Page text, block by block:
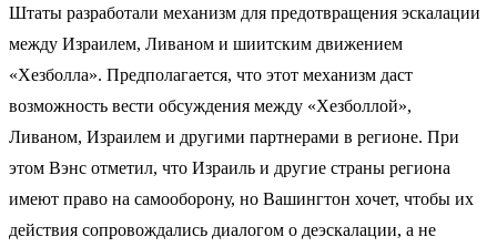
Штаты разработали механизм для предотвращения эскалации
между Израилем, Ливаном и шиитским движением
«Хезболла». Предполагается, что этот механизм даст
возможность вести обсуждения между «Хезболлой»,
Ливаном, Израилем и другими партнерами в регионе. При
этом Вэнс отметил, что Израиль и другие страны региона
имеют право на самооборону, но Вашингтон хочет, чтобы их
действия сопровождались диалогом о деэскалации, а не